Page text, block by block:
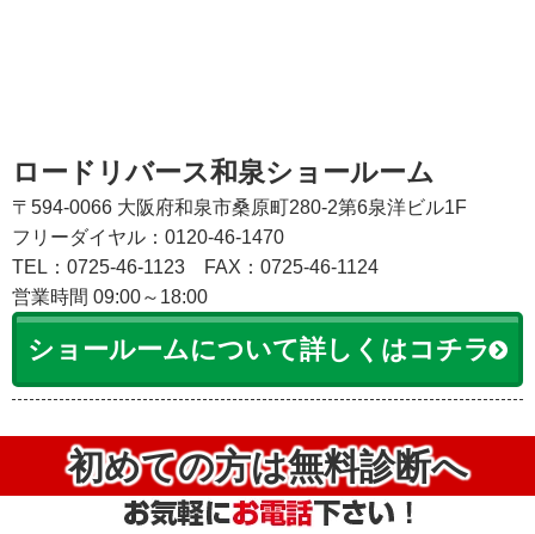
ロードリバース和泉ショールーム
〒594-0066 大阪府和泉市桑原町280-2第6泉洋ビル1F
フリーダイヤル：0120-46-1470
TEL：0725-46-1123
FAX：0725-46-1124
営業時間 09:00～18:00
ショールームについて詳しくはコチラ
初めての方は無料診断へ